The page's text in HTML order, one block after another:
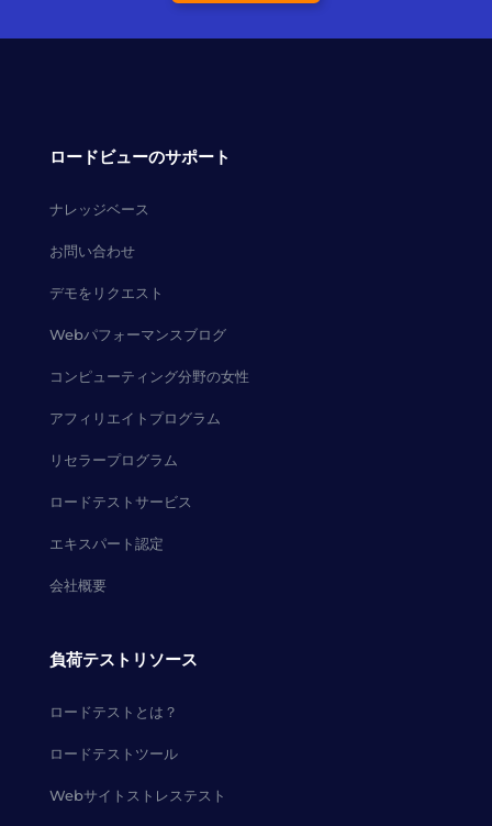
ロードビューのサポート
ナレッジベース
お問い合わせ
デモをリクエスト
Webパフォーマンスブログ
コンピューティング分野の女性
アフィリエイトプログラム
リセラープログラム
ロードテストサービス
エキスパート認定
会社概要
負荷テストリソース
ロードテストとは？
ロードテストツール
Webサイトストレステスト